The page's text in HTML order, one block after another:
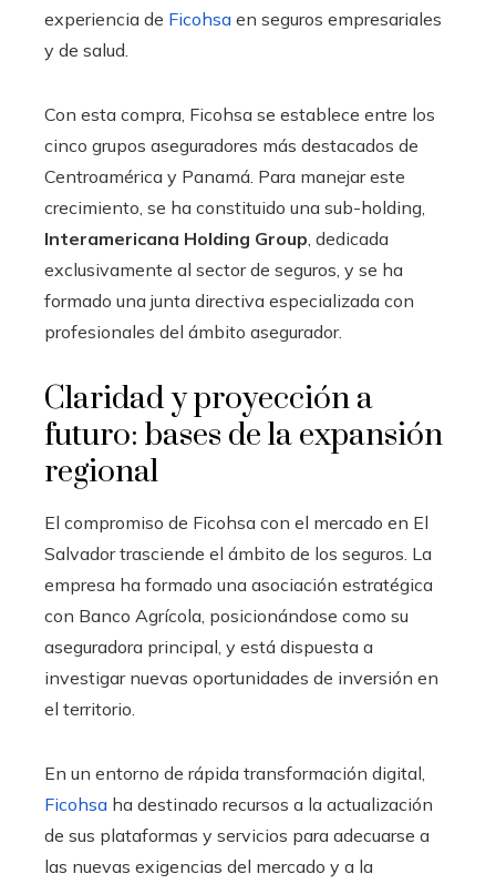
experiencia de Ficohsa en seguros empresariales
y de salud.
Con esta compra, Ficohsa se establece entre los
cinco grupos aseguradores más destacados de
Centroamérica y Panamá. Para manejar este
crecimiento, se ha constituido una sub-holding,
Interamericana Holding Group , dedicada
exclusivamente al sector de seguros, y se ha
formado una junta directiva especializada con
profesionales del ámbito asegurador.
Claridad y proyección a
futuro: bases de la expansión
regional
El compromiso de Ficohsa con el mercado en El
Salvador trasciende el ámbito de los seguros. La
empresa ha formado una asociación estratégica
con Banco Agrícola, posicionándose como su
aseguradora principal, y está dispuesta a
investigar nuevas oportunidades de inversión en
el territorio.
En un entorno de rápida transformación digital,
Ficohsa ha destinado recursos a la actualización
de sus plataformas y servicios para adecuarse a
las nuevas exigencias del mercado y a la